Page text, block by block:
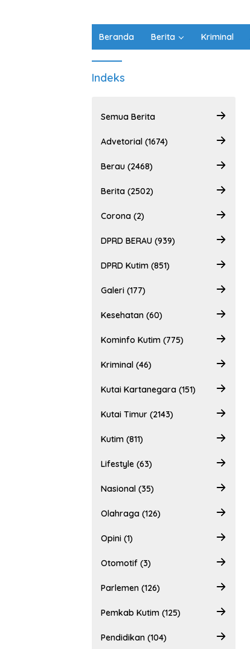
Beranda Berita Kriminal
Indeks
Semua Berita
Advetorial (1674)
Berau (2468)
Berita (2502)
Corona (2)
DPRD BERAU (939)
DPRD Kutim (851)
Galeri (177)
Kesehatan (60)
Kominfo Kutim (775)
Kriminal (46)
Kutai Kartanegara (151)
Kutai Timur (2143)
Kutim (811)
Lifestyle (63)
Nasional (35)
Olahraga (126)
Opini (1)
Otomotif (3)
Parlemen (126)
Pemkab Kutim (125)
Pendidikan (104)